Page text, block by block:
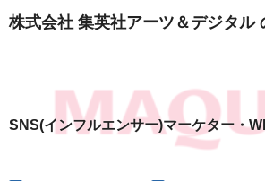
株式会社 集英社アーツ＆デジタル
SNS(インフルエンサー)マーケター・